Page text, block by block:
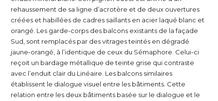
rehaussement de sa ligne d’acrotère et de deux ouvertures
créées et habillées de cadres saillants en acier laqué blanc et
orangé. Les garde-corps des balcons existants de la façade
Sud, sont remplacés par des vitrages teintés en dégradé
jaune-orangé, à l’identique de ceux du Sémaphore. Celui-ci
reçoit un bardage métallique de teinte grise qui contraste
avec l’enduit clair du Linéaire. Les balcons similaires
établissent le dialogue visuel entre les bâtiments. Cette
relation entre les deux bâtiments basée sur le dialogue et le